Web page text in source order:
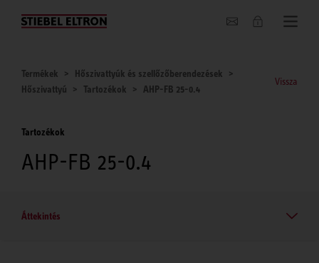
Hírek
Termékek
Hőszivattyúk és szellőzőberendezések
Hőszivattyú
Tartozékok AHP-FB 25-0.4
Vissza
Tartozékok
AHP-FB 25-0.4
Áttekintés